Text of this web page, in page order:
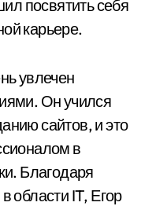
посвятить себя
карьере.
увлечен
Он учился
сайтов, и это
в
Благодаря
области IT, Егор